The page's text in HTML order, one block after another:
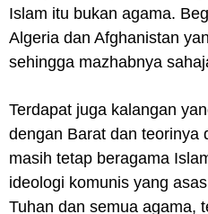
Islam itu bukan agama.
Algeria dan Afghanistan
sehingga mazhabnya
Terdapat juga kalangan
dengan Barat dan teorinya
masih tetap beragama
ideologi komunis yang
Tuhan dan semua agama,